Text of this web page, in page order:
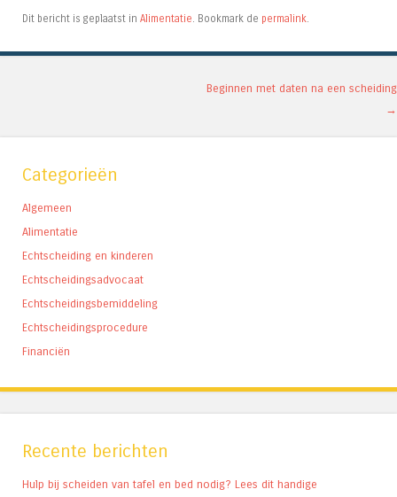
Dit bericht is geplaatst in Alimentatie . Bookmark de permalink
Beginnen met daten na een scheiding
→
Categorieën
Algemeen
Alimentatie
Echtscheiding en kinderen
Echtscheidingsadvocaat
Echtscheidingsbemiddeling
Echtscheidingsprocedure
Financiën
Recente berichten
Hulp bij scheiden van tafel en bed nodig? Lees dit handige